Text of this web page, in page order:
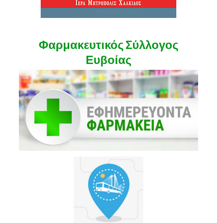
Φαρμακευτικός Σύλλογος
Ευβοίας